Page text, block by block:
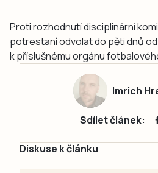
Proti rozhodnutí disciplinární
potrestaní odvolat do pěti dnů
k příslušnému orgánu
Imrich
Sdílet článek:
Diskuse k článku